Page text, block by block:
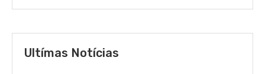
Ultímas Notícias